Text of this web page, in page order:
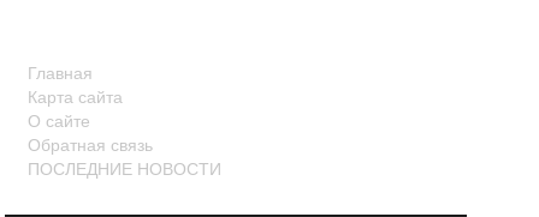
Главная
Карта сайта
О сайте
Обратная связь
ПОСЛЕДНИЕ НОВОСТИ